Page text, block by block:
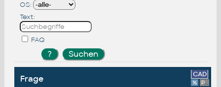
OS:
Text:
FAQ
Frage CAD
% Platform